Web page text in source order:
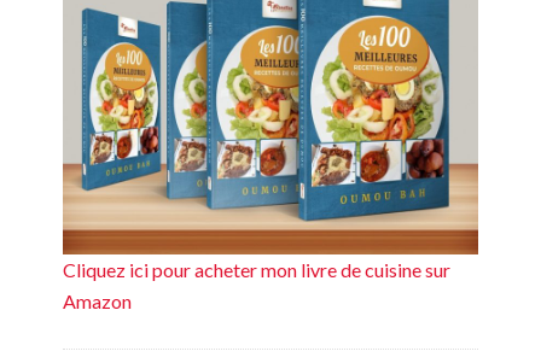
Cliquez ici pour acheter mon livre de cuisine sur
Amazon